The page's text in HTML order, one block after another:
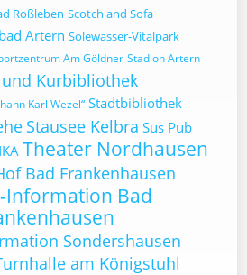
Roßleben Scotch and Sofa
Artern Solewasser-Vitalpark
Am Göldner Stadion Artern
Kurbibliothek
Karl Wezel“ Stadtbibliothek
Stausee Kelbra Sus Pub
Theater Nordhausen
Bad Frankenhausen
Information Bad
Sondershausen
am Königstuhl